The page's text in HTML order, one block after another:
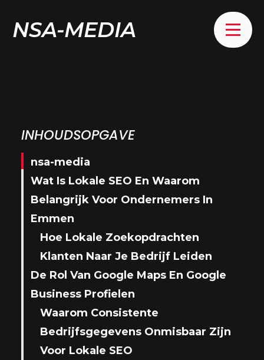
NSA-MEDIA
INHOUDSOPGAVE
nsa-media
Wat Is Lokale SEO En Waarom
Belangrijk Voor Ondernemers In
Emmen
Hoe Lokale Zoekopdrachten
Klanten Naar Je Bedrijf Leiden
De Rol Van Google Maps En Google
Business Profielen
Waarom Consistente
Bedrijfsgegevens Onmisbaar Zijn
Voor Lokale SEO